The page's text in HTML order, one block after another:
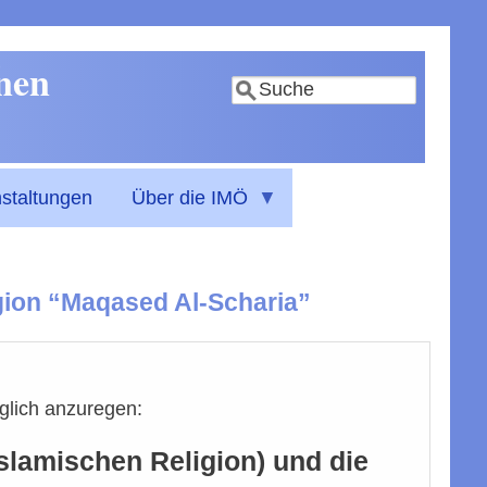
Suche
Über die IMÖ
“Maqased Al-Scharia”
anzuregen:
Religion) und die